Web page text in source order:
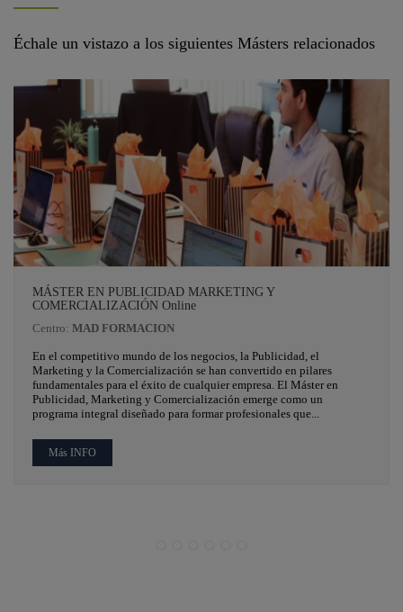
Échale un vistazo a los siguientes Másters relacionados
MÁSTER EN PUBLICIDAD MARKETING Y
COMERCIALIZACIÓN Online
Centro: MAD FORMACION
En el competitivo mundo de los negocios, la Publicidad, el
Marketing y la Comercialización se han convertido en pilares
fundamentales para el éxito de cualquier empresa. El Máster en
Publicidad, Marketing y Comercialización emerge como un
programa integral diseñado para formar profesionales que...
Más INFO